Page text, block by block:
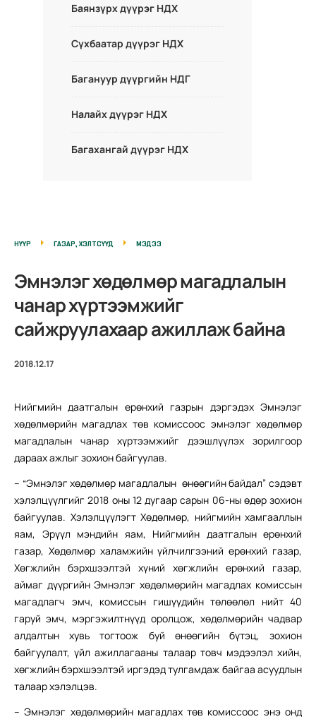
Баянзүрх дүүрэг НДХ
Сүхбаатар дүүрэг НДХ
Багануур дүүргийн НДГ
Налайх дүүрэг НДХ
Багахангай дүүрэг НДХ
НҮҮР ГАЗАР, ХЭЛТСҮҮД МЭДЭЭ
Эмнэлэг хөдөлмөр магадлалын
чанар хүртээмжийг
сайжруулахаар ажиллаж байна
2018.12.17
Нийгмийн даатгалын ерөнхий газрын дэргэдэх Эмнэлэг
хөдөлмөрийн магадлах төв комиссоос эмнэлэг хөдөлмөр
магадлалын чанар хүртээмжийг дээшлүүлэх зорилгоор
дараах ажлыг зохион байгуулав.
– “Эмнэлэг хөдөлмөр магадлалын өнөөгийн байдал” сэдэвт
хэлэлцүүлгийг 2018 оны 12 дугаар сарын 06-ны өдөр зохион
байгуулав. Хэлэлцүүлэгт Хөдөлмөр, нийгмийн хамгааллын
яам, Эрүүл мэндийн яам, Нийгмийн даатгалын ерөнхий
газар, Хөдөлмөр халамжийн үйлчилгээний ерөнхий газар,
Хөгжлийн бэрхшээлтэй хүний хөгжлийн ерөнхий газар,
аймаг дүүргийн Эмнэлэг хөдөлмөрийн магадлах комиссын
магадлагч эмч, комиссын гишүүдийн төлөөлөл нийт 40
гаруй эмч, мэргэжилтнүүд оролцож, хөдөлмөрийн чадвар
алдалтын хувь тогтоож буй өнөөгийн бүтэц, зохион
байгуулалт, үйл ажиллагааны талаар товч мэдээлэл хийн,
хөгжлийн бэрхшээлтэй иргэдэд тулгамдаж байгаа асуудлын
талаар хэлэлцэв.
– Эмнэлэг хөдөлмөрийн магадлах төв комиссоос энэ онд